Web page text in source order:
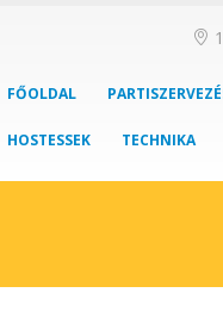
FŐOLDAL
HOSTESSEK TECHNIKA